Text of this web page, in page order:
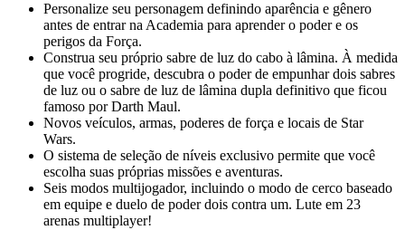
Personalize seu personagem definindo aparência e gênero
antes de entrar na Academia para aprender o poder e os
perigos da Força.
Construa seu próprio sabre de luz do cabo à lâmina. À medida
que você progride, descubra o poder de empunhar dois sabres
de luz ou o sabre de luz de lâmina dupla definitivo que ficou
famoso por Darth Maul.
Novos veículos, armas, poderes de força e locais de Star
Wars.
O sistema de seleção de níveis exclusivo permite que você
escolha suas próprias missões e aventuras.
Seis modos multijogador, incluindo o modo de cerco baseado
em equipe e duelo de poder dois contra um. Lute em 23
arenas multiplayer!